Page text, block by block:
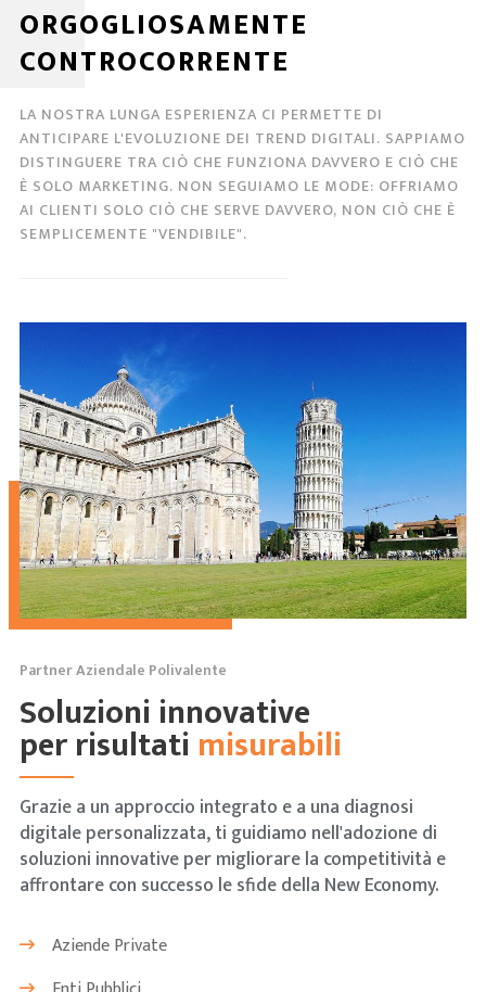
ORGOGLIOSAMENTE
CONTROCORRENTE
LA NOSTRA LUNGA ESPERIENZA CI PERMETTE DI
ANTICIPARE L'EVOLUZIONE DEI TREND DIGITALI. SAPPIAMO
DISTINGUERE TRA CIÒ CHE FUNZIONA DAVVERO E CIÒ CHE
È SOLO MARKETING. NON SEGUIAMO LE MODE: OFFRIAMO
AI CLIENTI SOLO CIÒ CHE SERVE DAVVERO, NON CIÒ CHE È
SEMPLICEMENTE "VENDIBILE".
Partner Aziendale Polivalente
Soluzioni innovative
per risultati misurabili
Grazie a un approccio integrato e a una diagnosi
digitale personalizzata, ti guidiamo nell'adozione di
soluzioni innovative per migliorare la competitività e
affrontare con successo le sfide della New Economy.
Aziende Private